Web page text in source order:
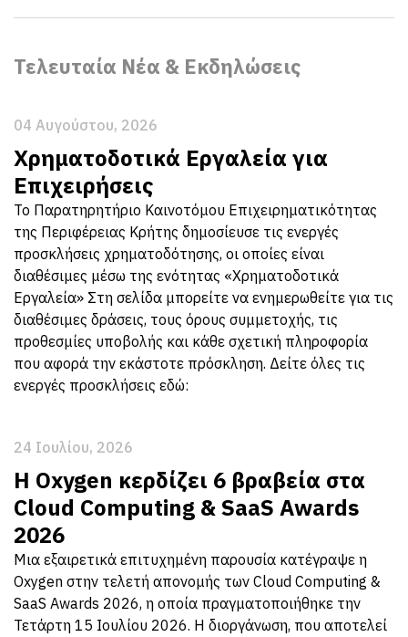
Τελευταία Νέα & Εκδηλώσεις
04 Αυγούστου, 2026
Χρηματοδοτικά Εργαλεία για
Επιχειρήσεις
Το Παρατηρητήριο Καινοτόμου Επιχειρηματικότητας
της Περιφέρειας Κρήτης δημοσίευσε τις ενεργές
προσκλήσεις χρηματοδότησης, οι οποίες είναι
διαθέσιμες μέσω της ενότητας «Χρηματοδοτικά
Εργαλεία» Στη σελίδα μπορείτε να ενημερωθείτε για τις
διαθέσιμες δράσεις, τους όρους συμμετοχής, τις
προθεσμίες υποβολής και κάθε σχετική πληροφορία
που αφορά την εκάστοτε πρόσκληση. Δείτε όλες τις
ενεργές προσκλήσεις εδώ:
24 Ιουλίου, 2026
Η Oxygen κερδίζει 6 βραβεία στα
Cloud Computing & SaaS Awards
2026
Μια εξαιρετικά επιτυχημένη παρουσία κατέγραψε η
Oxygen στην τελετή απονομής των Cloud Computing &
SaaS Awards 2026, η οποία πραγματοποιήθηκε την
Τετάρτη 15 Ιουλίου 2026. Η διοργάνωση, που αποτελεί